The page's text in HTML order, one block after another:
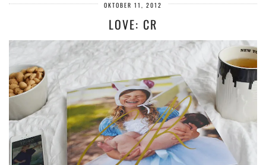
OKTOBER 11, 2012
LOVE: CR